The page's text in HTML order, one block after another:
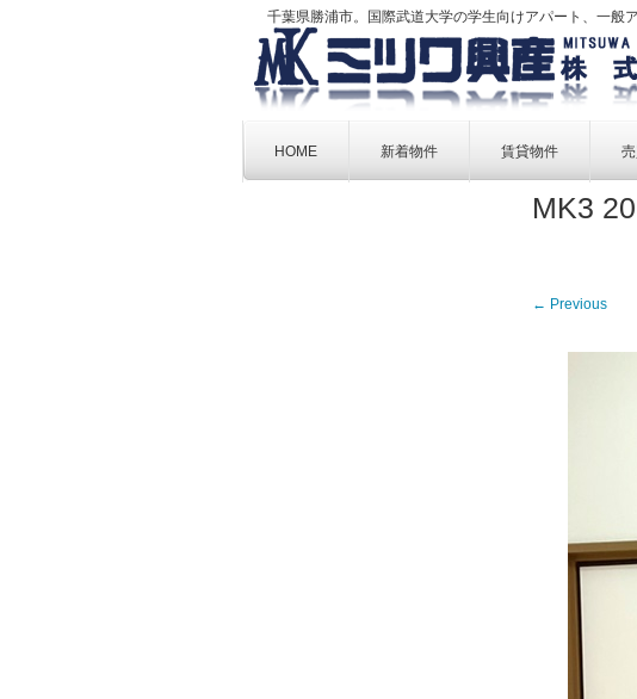
千葉県勝浦市。国際武道大学の学生向けアパート、一般
contentHOME 新着物件 賃貸物件
賃貸物件一覧
MK3
← Previous